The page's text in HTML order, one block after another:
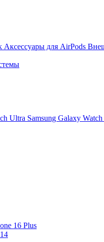
Аксессуары для AirPods
Ultra Samsung Galaxy
16 Plus